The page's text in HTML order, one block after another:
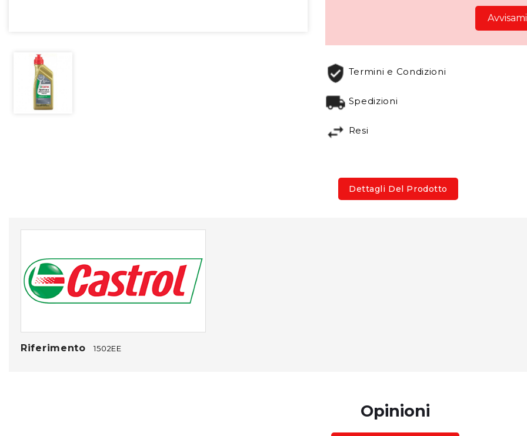
Termini e Condizioni
Spedizioni
Resi
Dettagli Del Prodotto
Riferimento 1502EE
Opinioni